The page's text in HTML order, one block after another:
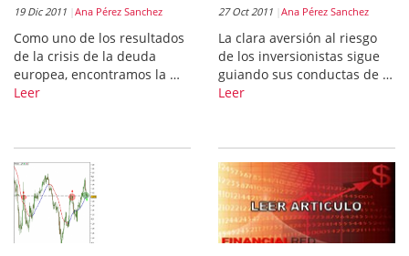
19 Dic 2011 Ana Pérez Sanchez
Como uno de los resultados
de la crisis de la deuda
europea, encontramos la …
Leer
27 Oct 2011 Ana Pérez Sanchez
La clara aversión al riesgo
de los inversionistas sigue
guiando sus conductas de …
Leer